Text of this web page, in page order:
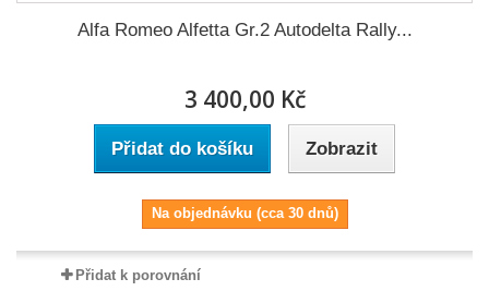
Alfa Romeo Alfetta Gr.2 Autodelta Rally...
3 400,00 Kč
Přidat do košíku Zobrazit
Na objednávku (cca 30 dnů)
Přidat k porovnání